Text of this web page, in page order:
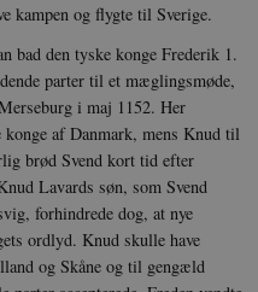
kampen og flygte til Sverige.
bad den tyske konge Frederik 1.
parter til et mæglingsmøde,
i maj 1152. Her
af Danmark, mens Knud til
brød Svend kort tid efter
Lavards søn, som Svend
forhindrede dog, at nye
ordlyd. Knud skulle have
og Skåne og til gengæld